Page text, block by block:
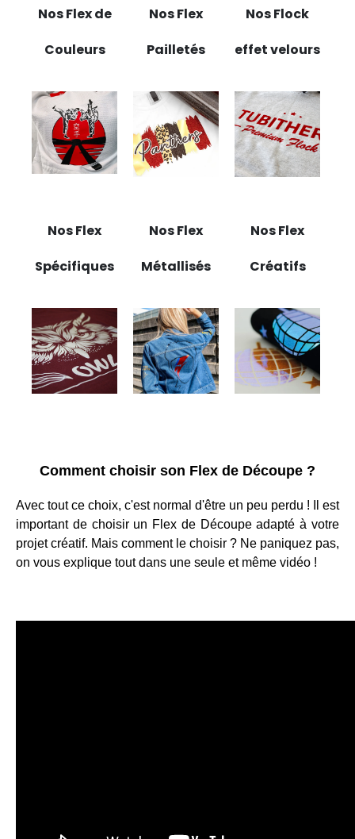
Nos Flex de
Couleurs
Nos Flex
Pailletés
Nos Flock
effet velours
Nos Flex
Spécifiques
Nos Flex
Métallisés
Nos Flex
Créatifs
Comment choisir son Flex de Découpe ?
Avec tout ce choix, c'est normal d'être un peu perdu ! Il est
important de choisir un Flex de Découpe adapté à votre
projet créatif. Mais comment le choisir ? Ne paniquez pas,
on vous explique tout dans une seule et même vidéo !